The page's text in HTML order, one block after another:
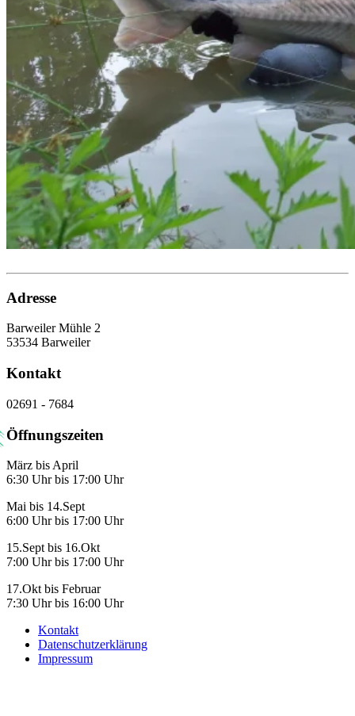
Adresse
Barweiler Mühle 2
53534 Barweiler
Kontakt
02691 - 7684
Öffnungszeiten
März bis April
6:30 Uhr bis 17:00 Uhr
Mai bis 14.Sept
6:00 Uhr bis 17:00 Uhr
15.Sept bis 16.Okt
7:00 Uhr bis 17:00 Uhr
17.Okt bis Februar
7:30 Uhr bis 16:00 Uhr
Kontakt
Datenschutzerklärung
Impressum